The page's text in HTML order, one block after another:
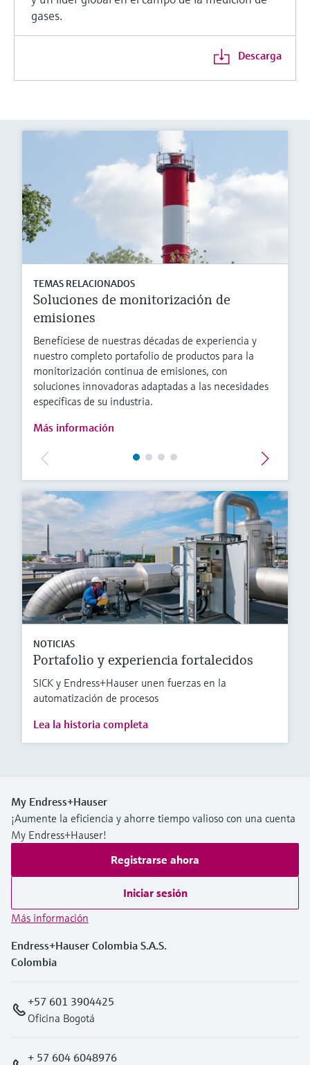
gases.
Descarga
TEMAS RELACIONADOS
Soluciones de monitorización de
emisiones
Benefíciese de nuestras décadas de experiencia y
nuestro completo portafolio de productos para la
monitorización continua de emisiones, con
soluciones innovadoras adaptadas a las necesidades
específicas de su industria.
Más información
NOTICIAS
Portafolio y experiencia fortalecidos
SICK y Endress+Hauser unen fuerzas en la
automatización de procesos
Lea la historia completa
My Endress+Hauser
¡Aumente la eficiencia y ahorre tiempo valioso con una cuenta
My Endress+Hauser!
Registrarse ahora
Iniciar sesión
Más información
Endress+Hauser Colombia S.A.S.
Colombia
+57 601 3904425
Oficina Bogotá
+ 57 604 6048976